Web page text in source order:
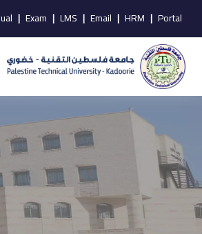
Portal
|
HRM
|
Email
|
LMS
|
Exam
|